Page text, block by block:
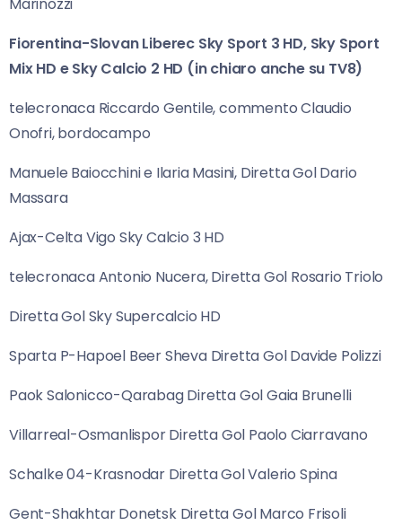
Fiorentina-Slovan Liberec Sky Sport 3 HD, Sky Sport
Mix HD e Sky Calcio 2 HD (in chiaro anche su TV8)
telecronaca Riccardo Gentile, commento Claudio
Onofri, bordocampo
Manuele Baiocchini e Ilaria Masini, Diretta Gol Dario
Massara
Ajax-Celta Vigo Sky Calcio 3 HD
telecronaca Antonio Nucera, Diretta Gol Rosario Triolo
Diretta Gol Sky Supercalcio HD
Sparta P-Hapoel Beer Sheva Diretta Gol Davide Polizzi
Paok Salonicco-Qarabag Diretta Gol Gaia Brunelli
Villarreal-Osmanlispor Diretta Gol Paolo Ciarravano
Schalke 04-Krasnodar Diretta Gol Valerio Spina
Gent-Shakhtar Donetsk Diretta Gol Marco Frisoli